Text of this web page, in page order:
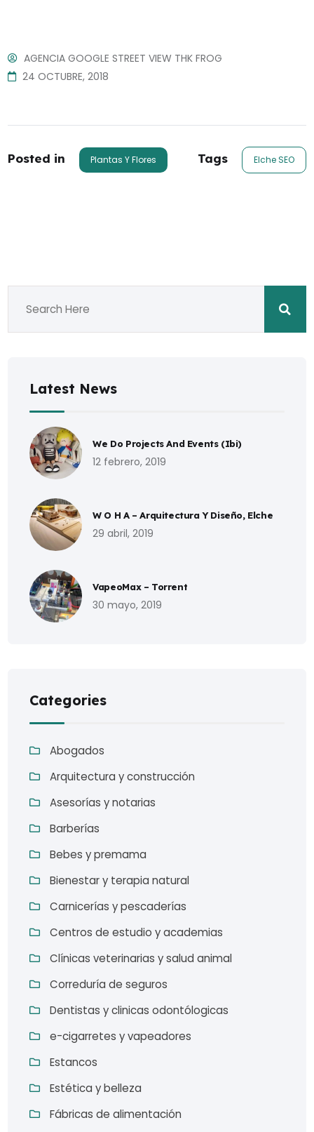
AGENCIA GOOGLE STREET VIEW THK FROG
24 OCTUBRE, 2018
Posted in Plantas Y Flores Tags Elche SEO
Latest News
We Do Projects And Events (Ibi)
12 febrero, 2019
W O H A – Arquitectura Y Diseño, Elche
29 abril, 2019
VapeoMax – Torrent
30 mayo, 2019
Categories
Abogados
Arquitectura y construcción
Asesorías y notarias
Barberías
Bebes y premama
Bienestar y terapia natural
Carnicerías y pescaderías
Centros de estudio y academias
Clínicas veterinarias y salud animal
Correduría de seguros
Dentistas y clinicas odontólogicas
e-cigarretes y vapeadores
Estancos
Estética y belleza
Fábricas de alimentación